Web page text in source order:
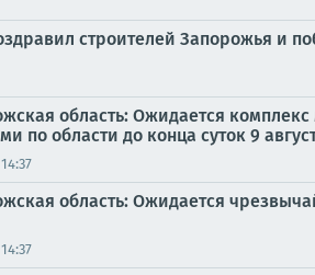
строителей Запорожья и
область: Ожидается
по области до конца суток 9
14:37
область: Ожидается
14:37